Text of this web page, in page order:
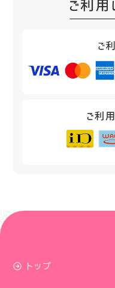
トップ